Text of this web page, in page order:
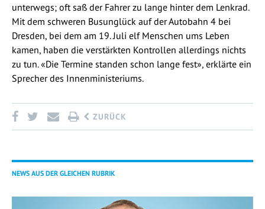
unterwegs; oft saß der Fahrer zu lange hinter dem Lenkrad.
Mit dem schweren Busunglück auf der Autobahn 4 bei
Dresden, bei dem am 19. Juli elf Menschen ums Leben
kamen, haben die verstärkten Kontrollen allerdings nichts
zu tun. «Die Termine standen schon lange fest», erklärte ein
Sprecher des Innenministeriums.
ZURÜCK
NEWS AUS DER GLEICHEN RUBRIK